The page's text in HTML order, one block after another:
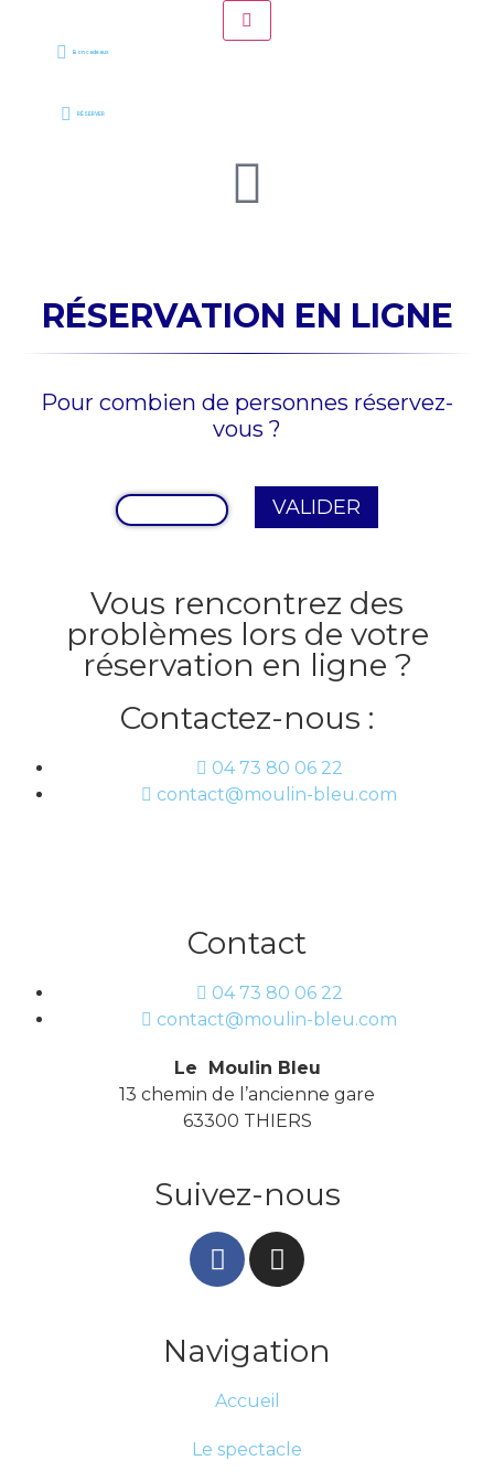
Bon cadeaux
RÉSERVER
RÉSERVATION EN LIGNE
Pour combien de personnes réservez-
vous ?
Vous rencontrez des
problèmes lors de votre
réservation en ligne ?
Contactez-nous :
04 73 80 06 22
contact@moulin-bleu.com
Contact
04 73 80 06 22
contact@moulin-bleu.com
Le Moulin Bleu
13 chemin de l’ancienne gare
63300 THIERS
Suivez-nous
Navigation
Accueil
Le spectacle